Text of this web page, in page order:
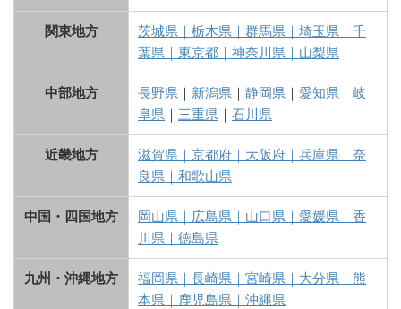
関東地方 茨城県 ｜ 栃木県 ｜ 群馬県 ｜ 埼玉県 ｜ 千
葉県 ｜ 東京都 ｜ 神奈川県 ｜ 山梨県
中部地方 長野県 ｜ 新潟県 ｜ 静岡県 ｜ 愛知県 ｜ 岐
阜県 ｜ 三重県 ｜ 石川県
近畿地方 滋賀県 ｜ 京都府 ｜ 大阪府 ｜ 兵庫県 ｜ 奈
良県 ｜ 和歌山県
中国・四国地方 岡山県 ｜ 広島県 ｜ 山口県 ｜ 愛媛県 ｜ 香
川県 ｜ 徳島県
九州・沖縄地方 福岡県 ｜ 長崎県 ｜ 宮崎県 ｜ 大分県 ｜ 熊
本県 ｜ 鹿児島県 ｜ 沖縄県